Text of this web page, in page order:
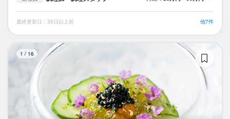
最終更新日：30日以上前 他7件
1 / 16